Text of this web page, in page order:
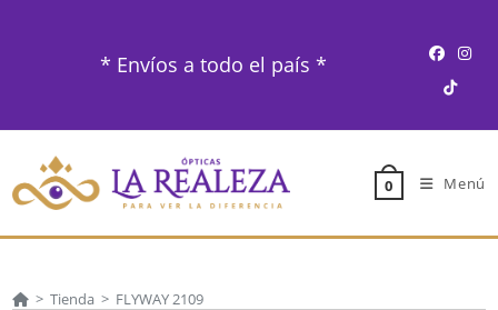
* Envíos a todo el país *
0 Menú
> Tienda > FLYWAY 2109